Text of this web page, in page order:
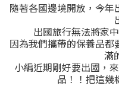
隨著各國邊境開放，今
出國旅行無法將家
因為我們攜帶的保養品
滿
小編近期剛好要出國，
品！！把這幾